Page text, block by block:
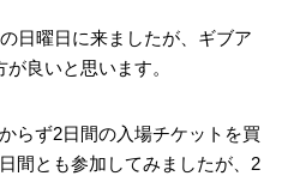
日曜日に来ましたが、ギブア
良いと思います。
らず2日間の入場チケットを買
間とも参加してみましたが、2